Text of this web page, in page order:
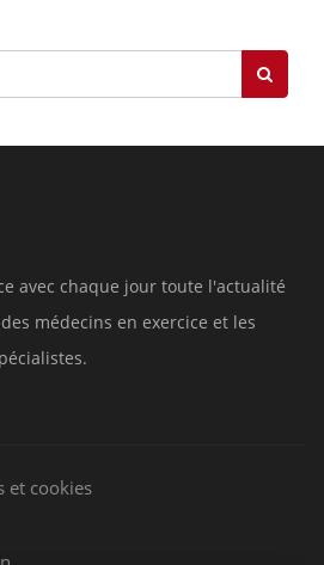
avec chaque jour toute l'actualité
médecins en exercice et les
et cookies